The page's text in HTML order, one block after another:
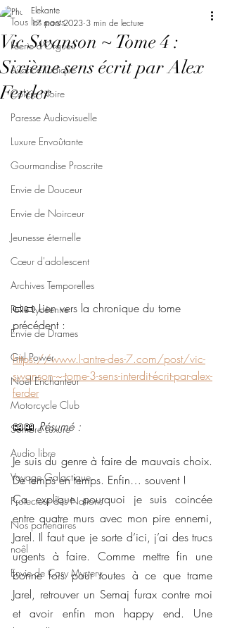
Tous les posts
Féerie d'Orgueil
Avarice Ludique
Colère Noire
Paresse Audiovisuelle
Luxure Envoûtante
Gourmandise Proscrite
Envie de Douceur
Envie de Noirceur
Jeunesse éternelle
Cœur d'adolescent
Archives Temporelles
Folie Lycéenne
Envie de Drames
Girl Power
Noël Enchanteur
Motorcycle Club
Sombre Luxure
Audio libre
Voyage Galactique
Protecteur des Nations
Nos partenaires
noêl
Envie de Cosy Mystery
Vic Swanson ~ Tome 4 :
Sixième sens écrit par Alex
Ferder
Elekante
17 mars 2023 3 min de lecture
📜📜 Lien vers la chronique du tome
précédent :
https://www.l-antre-des-7.com/post/vic-
swanson-~-tome-3-sens-interdit-écrit-par-alex-
ferder
📖📖 Résumé :
Je suis du genre à faire de mauvais choix.
De temps en temps. Enfin… souvent !
Ça explique pourquoi je suis coincée
entre quatre murs avec mon pire ennemi,
Jarel. Il faut que je sorte d’ici, j’ai des trucs
urgents à faire. Comme mettre fin une
bonne fois pour toutes à ce que trame
Jarel, retrouver un Semaj furax contre moi
et avoir enfin mon happy end. Une